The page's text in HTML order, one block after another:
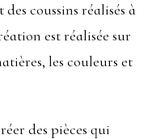
coussins réalisés à
est réalisée sur
les couleurs et
des pièces qui